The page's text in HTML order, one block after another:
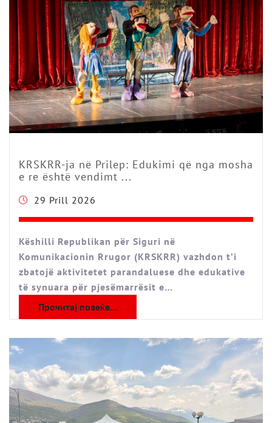
KRSKRR-ja në Prilep: Edukimi që nga mosha
e re është vendimt ...
29 Prill 2026
Këshilli Republikan për Siguri në
Komunikacionin Rrugor (KRSKRR) vazhdon t’i
zbatojë aktivitetet parandaluese dhe edukative
të synuara për pjesëmarrësit e…
Прочитај повеќе...